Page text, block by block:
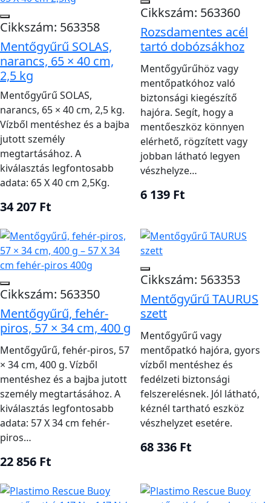
megfelel az adott használatnak.
Dobható mentőeszközök
összehasonlítása
Terméktípus
vagy
szempont
Fő feladat Ezt ellenőrizd
Mentőgyűrű
Dobható, kör alakú
Tömeg, méret,
minősítés, tartó
A bajbajutott köré
helyezhető
Felhajtóerő,
huzat, kötél,
Úszópárna
Könnyű, fogható
felhajtó segítség
Személyszám,
Dobóköteles
eszköz
Kapcsolat létesítése
távolabbról
Kötélhossz,
fogás,
Dobási hely és mentési eljárás
kiválasztása
Határozd meg, hogy előírt mentőgyűrűre,
gyorsan dobható patkóra, mentőpárnára vagy
köteles dobóeszközre van szükség.
Ellenőrizd a konkrét termék felhajtóerejét,
elemeit és tanúsítását.
Cikkszám: 563358
Mentőgyűrű SOLAS,
narancs, 65 × 40 cm,
2,5 kg
Mentőgyűrű SOLAS,
narancs, 65 × 40 cm, 2,5 kg.
Vízből mentéshez és a bajba
jutott személy
megtartásához. A
kiválasztás legfontosabb
adata: 65 X 40 cm 2,5Kg.
34 207 Ft
Cikkszám: 563360
Rozsdamentes acél
tartó dobózsákhoz
Mentőgyűrűhöz vagy
mentőpatkóhoz való
biztonsági kiegészítő
hajóra. Segít, hogy a
mentőeszköz könnyen
elérhető, rögzített vagy
jobban látható legyen
vészhelyze…
6 139 Ft
Cikkszám: 563350
Mentőgyűrű, fehér-
piros, 57 × 34 cm, 400 g
Mentőgyűrű, fehér-piros, 57
× 34 cm, 400 g. Vízből
mentéshez és a bajba jutott
személy megtartásához. A
kiválasztás legfontosabb
adata: 57 X 34 cm fehér-
piros…
22 856 Ft
Cikkszám: 563353
Mentőgyűrű TAURUS
szett
Mentőgyűrű vagy
mentőpatkó hajóra, gyors
vízből mentéshez és
fedélzeti biztonsági
felszerelésnek. Jól látható,
kéznél tartható eszköz
vészhelyzet esetére.
68 336 Ft